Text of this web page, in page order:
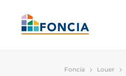
Foncia Louer